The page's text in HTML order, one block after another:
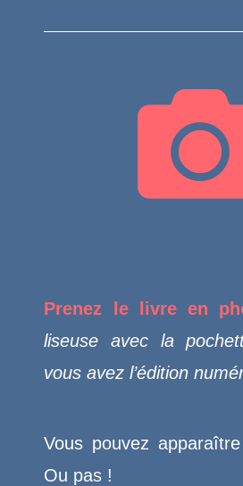
Prenez le livre en
liseuse avec la
vous avez l’édition
Vous pouvez
Ou pas !